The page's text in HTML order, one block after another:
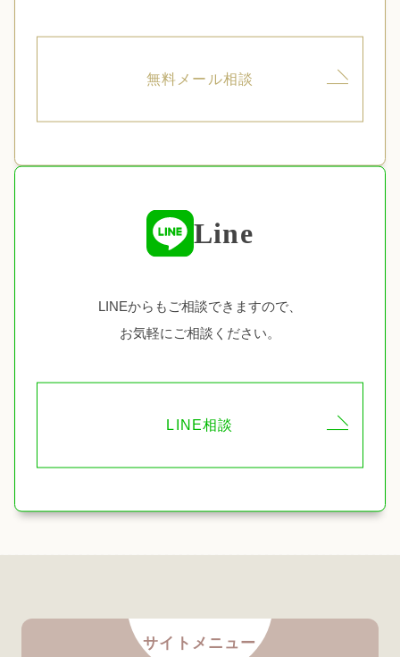
無料メール相談
Line
LINEからもご相談できますので、
お気軽にご相談ください。
LINE相談
サイトメニュー